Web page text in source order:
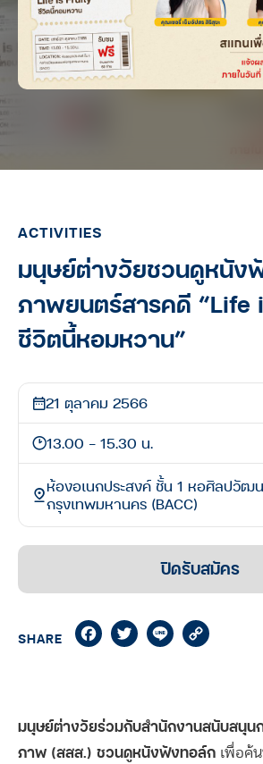
ACTIVITIES
มนุษย์ต่างวัยชวนดูหนัง
ภาพยนตร์สารคดี “Life
ชีวิตนี้หอมหวาน”
21 ตุลาคม 2566
13.00 - 15.30 น.
ห้องอเนกประสงค์ ชั้น 1 หอศิลปวัฒ
กรุงเทพมหานคร (BACC)
ปิดรับสมัคร
SHARE FacebookTwitterLine
มนุษย์ต่างวัยร่วมกับสำนักงานสนับสนุน
ภาพ (สสส.) ชวนดูหนังฟังทอล์ก เพื่อค้